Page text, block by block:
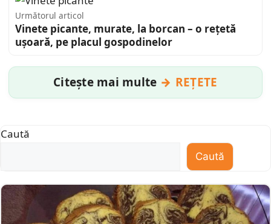
Următorul articol
Vinete picante, murate, la borcan – o rețetă
ușoară, pe placul gospodinelor
Citește mai multe REȚETE
Caută
Caută